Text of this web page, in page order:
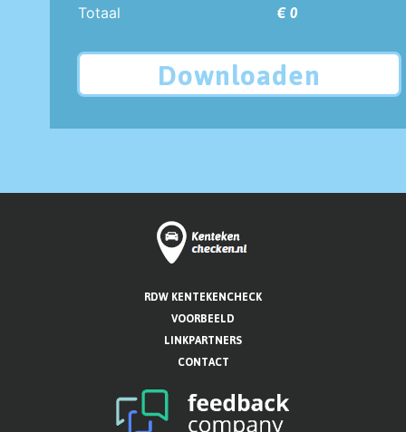
Totaal
€ 0
Downloaden
RDW KENTEKENCHECK
VOORBEELD
LINKPARTNERS
CONTACT